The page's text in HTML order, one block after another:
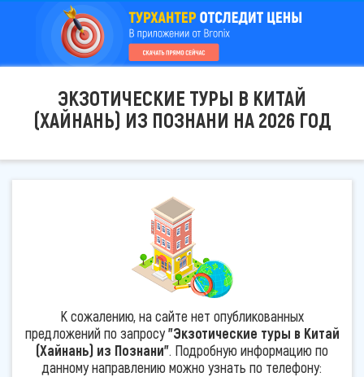
ЭКЗОТИЧЕСКИЕ ТУРЫ В КИТАЙ
(ХАЙНАНЬ) ИЗ ПОЗНАНИ НА 2026 ГОД
К сожалению, на сайте нет опубликованных
предложений по запросу"Экзотические туры в Китай
(Хайнань) из Познани". Подробную информацию по
данному направлению можно узнать по телефону: